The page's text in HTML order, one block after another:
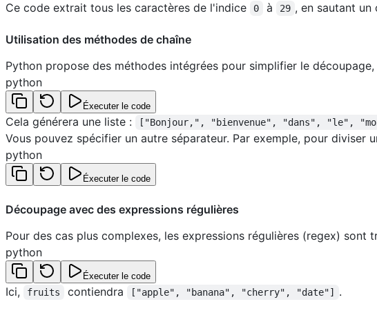
Ce code extrait tous les caractères de l'indice 0 à 29 , en sautant un
Utilisation des méthodes de chaîne
Python propose des méthodes intégrées pour simplifier le
python
Éxecuter le code
Cela générera une liste : ["Bonjour,", "bienvenue", "dans", "le",
Vous pouvez spécifier un autre séparateur. Par exemple, pour diviser
python
Éxecuter le code
Découpage avec des expressions régulières
Pour des cas plus complexes, les expressions régulières (regex) sont
python
Éxecuter le code
Ici, fruits contiendra ["apple", "banana", "cherry", "date"] .